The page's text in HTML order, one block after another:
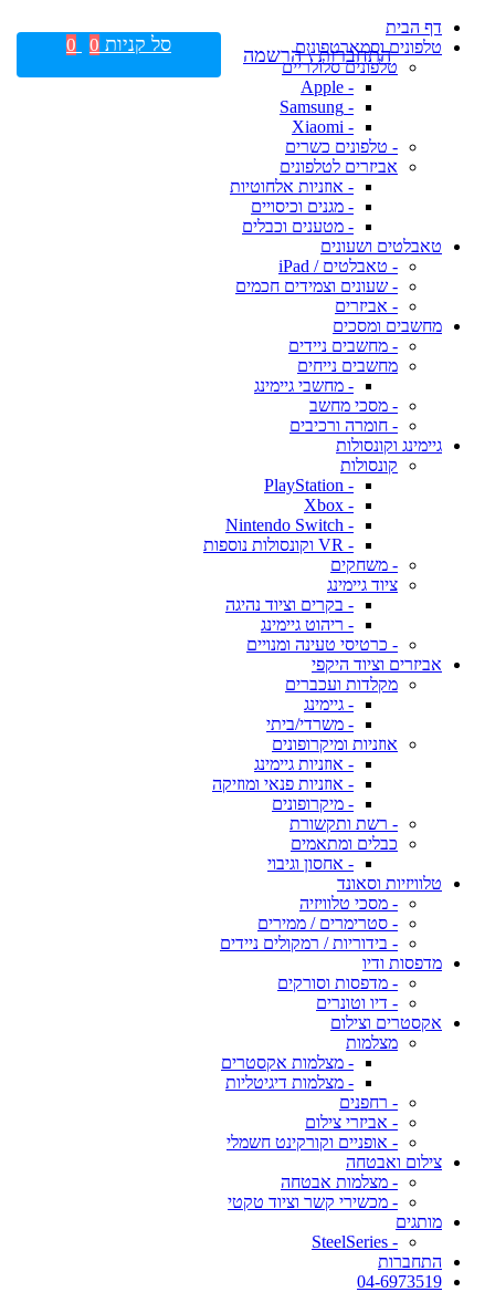
דף הבית
טלפונים וסמארטפונים
טלפונים סלולריים
- Apple
- Samsung
- Xiaomi
- טלפונים כשרים
אביזרים לטלפונים
- אוזניות אלחוטיות
- מגנים וכיסויים
- מטענים וכבלים
טאבלטים ושעונים
- טאבלטים / iPad
- שעונים וצמידים חכמים
- אביזרים
מחשבים ומסכים
- מחשבים ניידים
מחשבים נייחים
- מחשבי גיימינג
- מסכי מחשב
- חומרה ורכיבים
גיימינג וקונסולות
קונסולות
- PlayStation
- Xbox
- Nintendo Switch
- VR וקונסולות נוספות
- משחקים
ציוד גיימינג
- בקרים וציוד נהיגה
- ריהוט גיימינג
- כרטיסי טעינה ומנויים
אביזרים וציוד היקפי
מקלדות ועכברים
- גיימינג
- משרדי/ביתי
אוזניות ומיקרופונים
- אוזניות גיימינג
- אוזניות פנאי ומוזיקה
- מיקרופונים
- רשת ותקשורת
כבלים ומתאמים
- אחסון וגיבוי
טלוויזיות וסאונד
- מסכי טלוויזיה
- סטרימרים / ממירים
- בידוריות / רמקולים ניידים
מדפסות ודיו
- מדפסות וסורקים
- דיו וטונרים
אקסטרים וצילום
מצלמות
- מצלמות אקסטרים
- מצלמות דיגיטליות
- רחפנים
- אביזרי צילום
- אופניים וקורקינט חשמלי
צילום ואבטחה
- מצלמות אבטחה
- מכשירי קשר וציוד טקטי
מותגים
- SteelSeries
התחברות
04-6973519
התחברות \ הרשמה סל קניות 0
0